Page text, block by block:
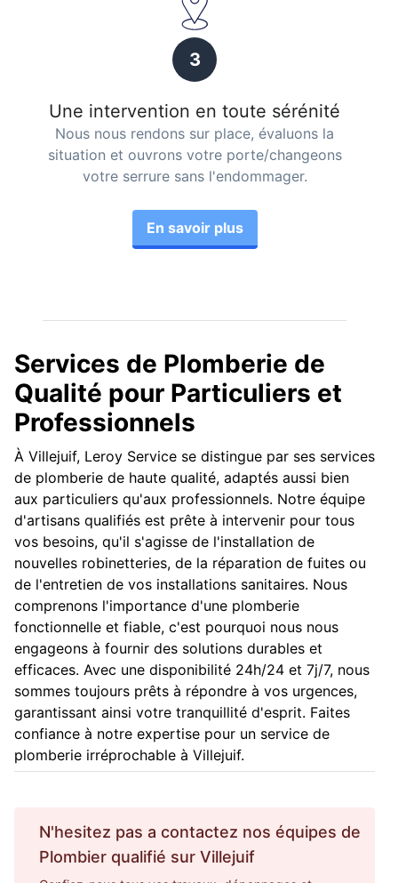
3
Une intervention en toute sérénité
Nous nous rendons sur place, évaluons la
situation et ouvrons votre porte/changeons
votre serrure sans l'endommager.
En savoir plus
Services de Plomberie de
Qualité pour Particuliers et
Professionnels
À Villejuif, Leroy Service se distingue par ses services
de plomberie de haute qualité, adaptés aussi bien
aux particuliers qu'aux professionnels. Notre équipe
d'artisans qualifiés est prête à intervenir pour tous
vos besoins, qu'il s'agisse de l'installation de
nouvelles robinetteries, de la réparation de fuites ou
de l'entretien de vos installations sanitaires. Nous
comprenons l'importance d'une plomberie
fonctionnelle et fiable, c'est pourquoi nous nous
engageons à fournir des solutions durables et
efficaces. Avec une disponibilité 24h/24 et 7j/7, nous
sommes toujours prêts à répondre à vos urgences,
garantissant ainsi votre tranquillité d'esprit. Faites
confiance à notre expertise pour un service de
plomberie irréprochable à Villejuif.
N'hesitez pas a contactez nos équipes de
Plombier qualifié sur Villejuif